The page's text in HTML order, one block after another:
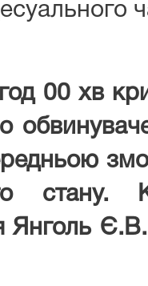
00 хв
стану.
Янголь